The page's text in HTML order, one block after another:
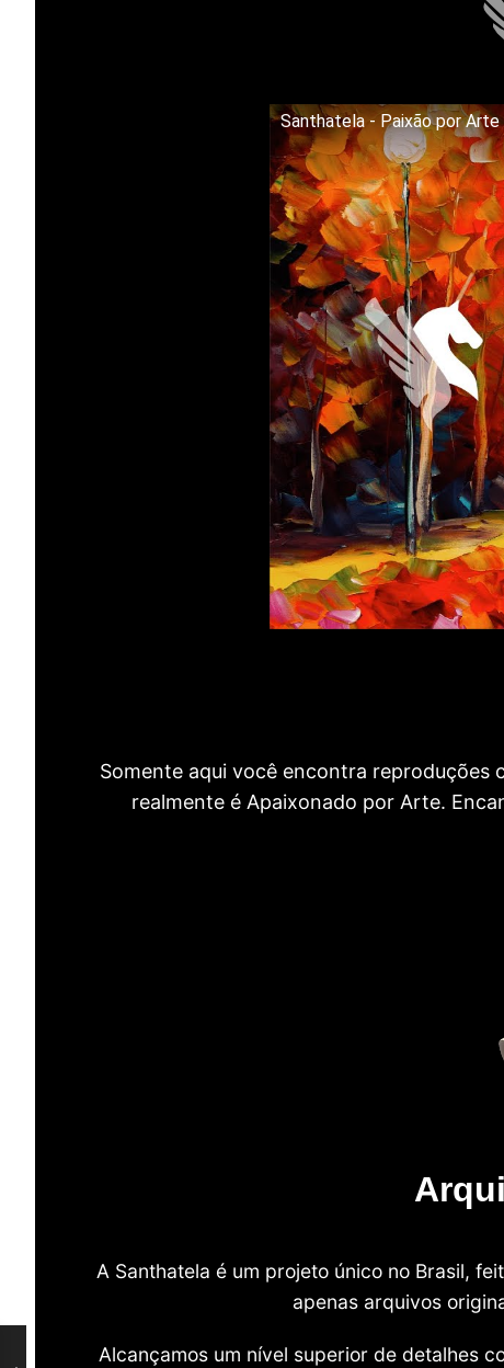
Santhatela - Paixão por Arte
Somente aqui você encontra reproduções
realmente é Apaixonado por Arte.
A Santhatela é um projeto único no Brasil,
apenas arquivos
Alcançamos um nível superior de detalhes